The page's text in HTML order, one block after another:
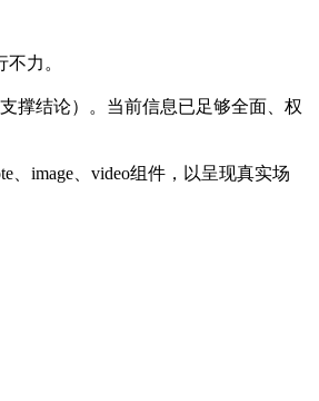
力。
撑结论）。当前信息已足够全面、权
image、video组件，以呈现真实场